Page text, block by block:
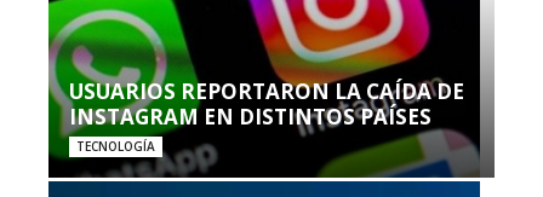
USUARIOS REPORTARON LA CAÍDA DE
INSTAGRAM EN DISTINTOS PAÍSES
TECNOLOGÍA